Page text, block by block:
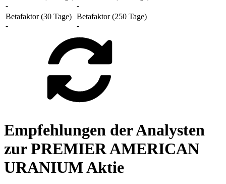
-
-
Betafaktor (30 Tage)
-
Betafaktor (250 Tage)
-
Empfehlungen der Analysten
zur PREMIER AMERICAN
URANIUM Aktie